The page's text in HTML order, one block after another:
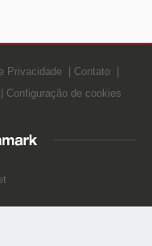
Privacidade
Contato
Configuração de cookies